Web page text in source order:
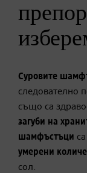
Суровите
следователно
също са
загуби на
шамфъстъци
умерени
сол.